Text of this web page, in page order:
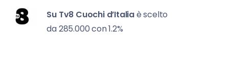
Su Tv8 Cuochi d’Italiaè scelto
da 285.000 con 1.2%